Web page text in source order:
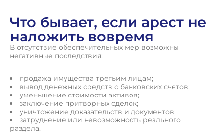
Что бывает, если арест не
наложить вовремя
В отсутствие обеспечительных мер возможны
негативные последствия:
продажа имущества третьим лицам;
вывод денежных средств с банковских счетов;
уменьшение стоимости активов;
заключение притворных сделок;
уничтожение доказательств и документов;
затруднение или невозможность реального
раздела.